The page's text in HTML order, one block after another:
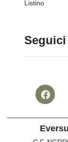
Listino